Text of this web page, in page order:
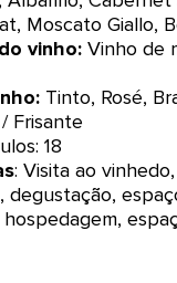
Moscato Giallo,
vinho:Vinho de
Tinto, Rosé,
Frisante
18
: Visita ao
degustação,